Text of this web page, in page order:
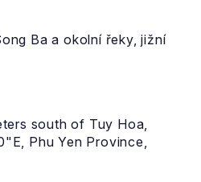
Ba a okolní řeky, jižní
south of Tuy Hoa,
Phu Yen Province,